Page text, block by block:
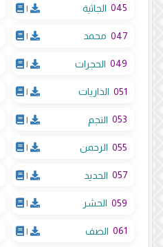
045 الجاثية |
047 محمد |
049 الحجرات |
051 الذاريات |
053 النجم |
055 الرحمن |
057 الحديد |
059 الحشر |
061 الصف |